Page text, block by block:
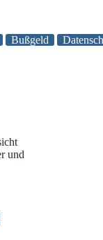
Bußgeld
und